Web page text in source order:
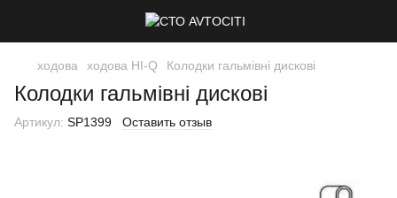
ходова ходова HI-Q Колодки гальмівні дискові
Колодки гальмівні дискові
Артикул: SP1399 Оставить отзыв